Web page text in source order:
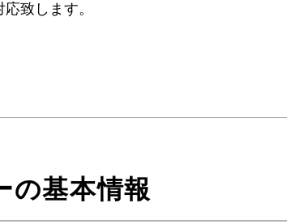
ご相談は無料で承ります
非日常的な葬儀のこと。初めての方はもち
多いものです。少しでも不安や心配事があ
すくなります。
加料金の心配がない総額費用を提示します
致します。
の基本情報